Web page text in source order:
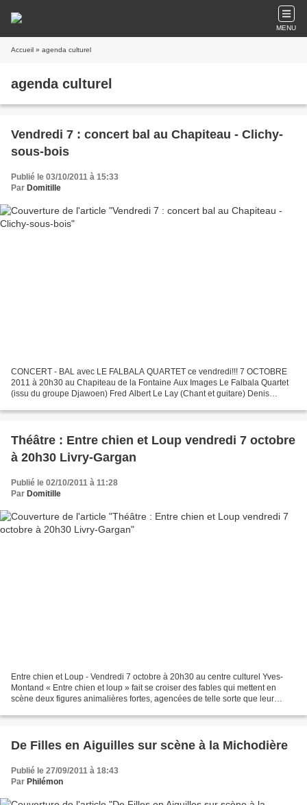
MENU
Accueil » agenda culturel
agenda culturel
Vendredi 7 : concert bal au Chapiteau - Clichy-
sous-bois
Publié le 03/10/2011 à 15:33
Par Domitille
CONCERT - BAL avec LE FALBALA QUARTET ce vendredi!!! 7 OCTOBRE
2011 à 20h30 au Chapiteau de la Fontaine Aux Images Le Falbala Quartet
(issu du groupe Djawoen) Fred Albert Le Lay (Chant et guitare) Denis
Théâtre : Entre chien et Loup vendredi 7 octobre
à 20h30 Livry-Gargan
Publié le 02/10/2011 à 11:28
Par Domitille
Entre chien et Loup - Vendredi 7 octobre à 20h30 au centre culturel Yves-
Montand « Entre chien et loup » fait se croiser des fables qui mettent en
scène deux figures animalières fortes, agencées de telle sorte que leur
De Filles en Aiguilles sur scène à la Michodière
Publié le 27/09/2011 à 18:43
Par Philémon